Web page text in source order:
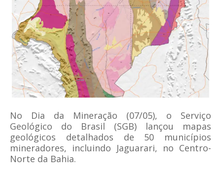
No Dia da Mineração (07/05), o Serviço
Geológico do Brasil (SGB) lançou mapas
geológicos detalhados de 50 municípios
mineradores, incluindo Jaguarari, no Centro-
Norte da Bahia.